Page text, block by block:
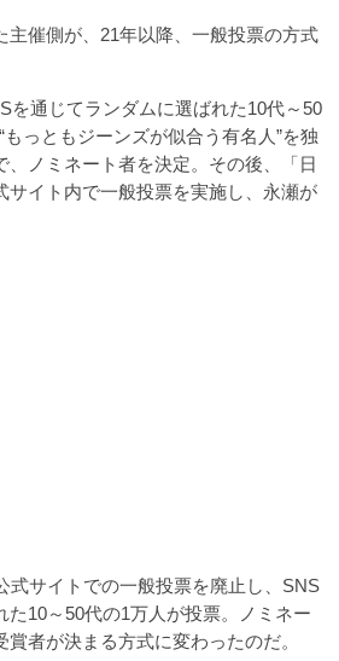
催側が、21年以降、一般投票の方式
通じてランダムに選ばれた10代～50
っともジーンズが似合う有名人”を独
、ノミネート者を決定。その後、「日
サイト内で一般投票を実施し、永瀬が
サイトでの一般投票を廃止し、SNS
た10～50代の1万人が投票。ノミネー
賞者が決まる方式に変わったのだ。